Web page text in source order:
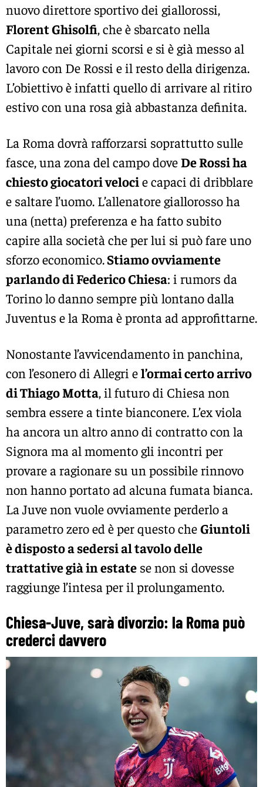
nuovo direttore sportivo dei giallorossi,
Florent Ghisolfi, che è sbarcato nella
Capitale nei giorni scorsi e si è già messo al
lavoro con De Rossi e il resto della dirigenza.
L’obiettivo è infatti quello di arrivare al ritiro
estivo con una rosa già abbastanza definita.
La Roma dovrà rafforzarsi soprattutto sulle
fasce, una zona del campo doveDe Rossi ha
chiesto giocatori velocie capaci di dribblare
e saltare l’uomo. L’allenatore giallorosso ha
una (netta) preferenza e ha fatto subito
capire alla società che per lui si può fare uno
sforzo economico.Stiamo ovviamente
parlando di Federico Chiesa: i rumors da
Torino lo danno sempre più lontano dalla
Juventus e la Roma è pronta ad approfittarne.
Nonostante l’avvicendamento in panchina,
con l’esonero di Allegri el’ormai certo arrivo
di Thiago Motta, il futuro di Chiesa non
sembra essere a tinte bianconere. L’ex viola
ha ancora un altro anno di contratto con la
Signora ma al momento gli incontri per
provare a ragionare su un possibile rinnovo
non hanno portato ad alcuna fumata bianca.
La Juve non vuole ovviamente perderlo a
parametro zero ed è per questo cheGiuntoli
è disposto a sedersi al tavolo delle
trattative già in estate se non si dovesse
raggiunge l’intesa per il prolungamento.
Chiesa-Juve, sarà divorzio: la Roma può
crederci davvero